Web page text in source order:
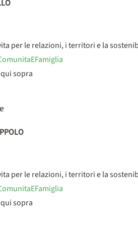
per le relazioni, i territori e la
sopra
per le relazioni, i territori e la
sopra